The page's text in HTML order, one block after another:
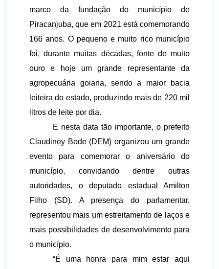
marco da fundação do município de
Piracanjuba, que em 2021 está comemorando
166 anos. O pequeno e muito rico município
foi, durante muitas décadas, fonte de muito
ouro e hoje um grande representante da
agropecuária goiana, sendo a maior bacia
leiteira do estado, produzindo mais de 220 mil
litros de leite por dia.
E nesta data tão importante, o prefeito
Claudiney Bode (DEM) organizou um grande
evento para comemorar o aniversário do
município, convidando dentre outras
autoridades, o deputado estadual Amilton
Filho (SD). A presença do parlamentar,
representou mais um estreitamento de laços e
mais possibilidades de desenvolvimento para
o município.
“É uma honra para mim estar aqui